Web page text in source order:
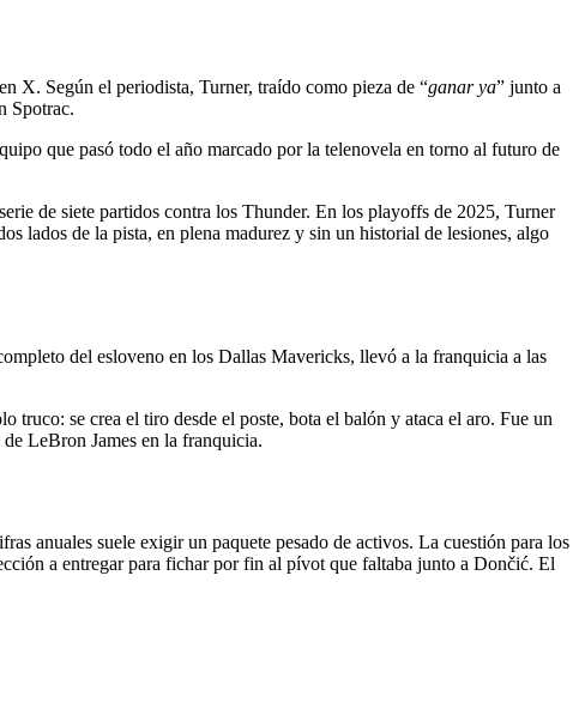
X. Según el periodista, Turner, traído como pieza de “ganar ya” junto a
Spotrac.
que pasó todo el año marcado por la telenovela en torno al futuro de
de siete partidos contra los Thunder. En los playoffs de 2025, Turner
lados de la pista, en plena madurez y sin un historial de lesiones, algo
del esloveno en los Dallas Mavericks, llevó a la franquicia a las
truco: se crea el tiro desde el poste, bota el balón y ataca el aro. Fue un
LeBron James en la franquicia.
anuales suele exigir un paquete pesado de activos. La cuestión para los
a entregar para fichar por fin al pívot que faltaba junto a Dončić. El